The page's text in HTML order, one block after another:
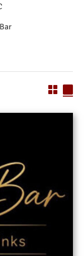
Bitte besprecht